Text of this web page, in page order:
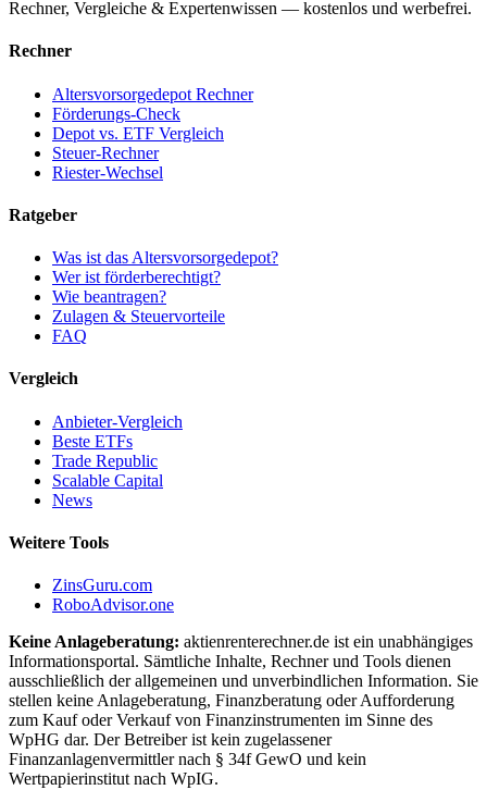
Rechner, Vergleiche & Expertenwissen — kostenlos und werbefrei.
Rechner
Altersvorsorgedepot Rechner
Förderungs-Check
Depot vs. ETF Vergleich
Steuer-Rechner
Riester-Wechsel
Ratgeber
Was ist das Altersvorsorgedepot?
Wer ist förderberechtigt?
Wie beantragen?
Zulagen & Steuervorteile
FAQ
Vergleich
Anbieter-Vergleich
Beste ETFs
Trade Republic
Scalable Capital
News
Weitere Tools
ZinsGuru.com
RoboAdvisor.one
Keine Anlageberatung: aktienrenterechner.de ist ein unabhängiges
Informationsportal. Sämtliche Inhalte, Rechner und Tools dienen
ausschließlich der allgemeinen und unverbindlichen Information. Sie
stellen keine Anlageberatung, Finanzberatung oder Aufforderung
zum Kauf oder Verkauf von Finanzinstrumenten im Sinne des
WpHG dar. Der Betreiber ist kein zugelassener
Finanzanlagenvermittler nach § 34f GewO und kein
Wertpapierinstitut nach WpIG.